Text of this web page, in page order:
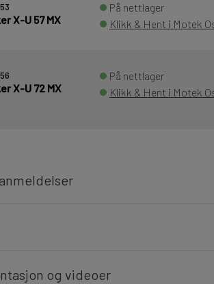
X-U 57 MX
På nettlager
Klikk & Hent i Motek
X-U 72 MX
På nettlager
Klikk & Hent i Motek
og videoer